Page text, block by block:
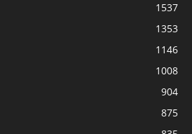
1537
1353
1146
1008
904
875